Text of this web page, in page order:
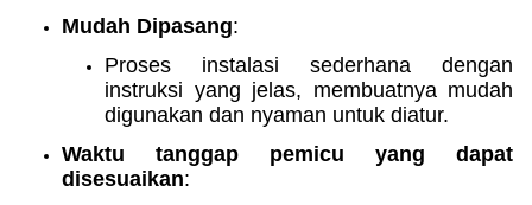
Mudah Dipasang:
Proses instalasi sederhana dengan
instruksi yang jelas, membuatnya mudah
digunakan dan nyaman untuk diatur.
Waktu tanggap pemicu yang dapat
disesuaikan: